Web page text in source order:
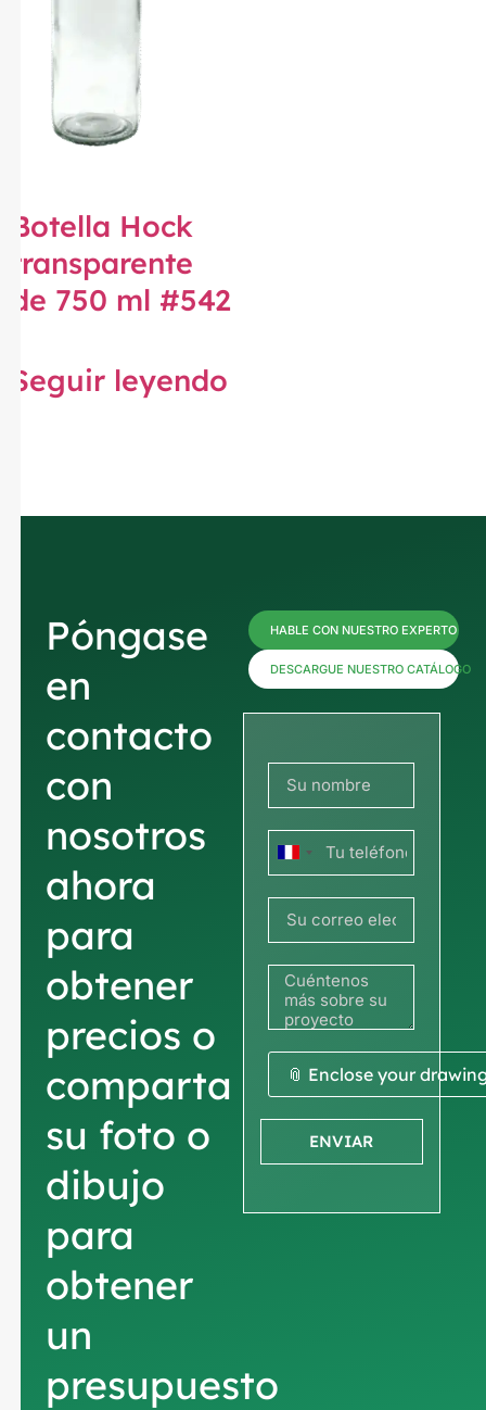
Botella Hock
transparente
de 750 ml #542
Seguir leyendo
Póngase
en
contacto
con
nosotros
ahora
para
obtener
precios o
comparta
su foto o
dibujo
para
obtener
un
presupuesto
HABLE CON NUESTRO EXPERTO
DESCARGUE NUESTRO CATÁLOGO
Francia
+33
📎 Enclose your
ENVIAR